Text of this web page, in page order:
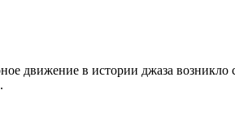
движение в истории джаза возникло